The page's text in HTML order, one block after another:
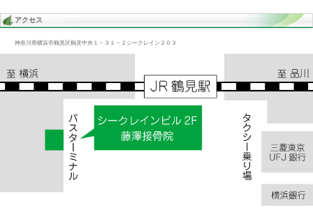
歩行時にかかとが痛いという人がいる
これは元は足首の捻挫である
細かく言えば距骨と踵骨の捻挫である
大体はかかとの横を施術すれば良い。
かかと痛/足首捻挫、下腿痛